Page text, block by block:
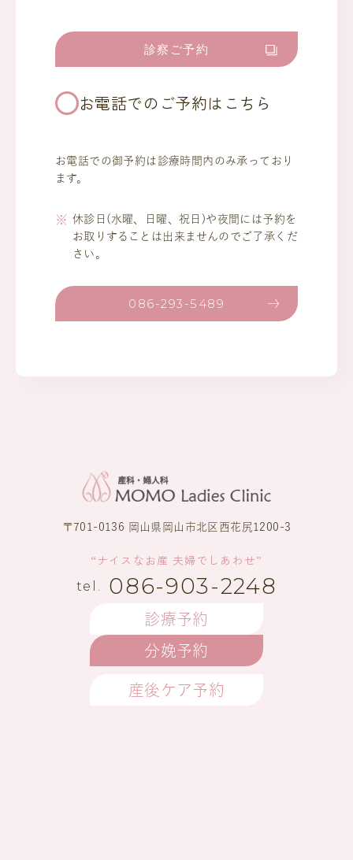
診察ご予約
お電話でのご予約はこちら
お電話での御予約は診療時間内のみ承っており
ます。
休診日(水曜、日曜、祝日)や夜間には予約を
お取りすることは出来ませんのでご了承くだ
さい。
086-293-5489
〒701-0136 岡山県岡山市北区西花尻1200-3
“ナイスなお産 夫婦でしあわせ”
086-903-2248
診療予約
分娩予約
産後ケア予約